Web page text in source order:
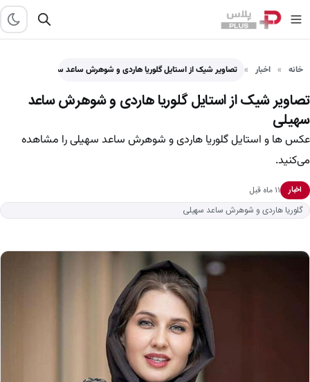
خانه اخبار تصاویر شیک از استایل گلوریا هاردی و شوهرش ساعد سهیلی
تصاویر شیک از استایل گلوریا هاردی و شوهرش ساعد
سهیلی
عکس ها و استایل گلوریا هاردی و شوهرش ساعد سهیلی را مشاهده
می‌کنید.
اخبار
۱۱ ماه قبل
گلوریا هاردی و شوهرش ساعد سهیلی